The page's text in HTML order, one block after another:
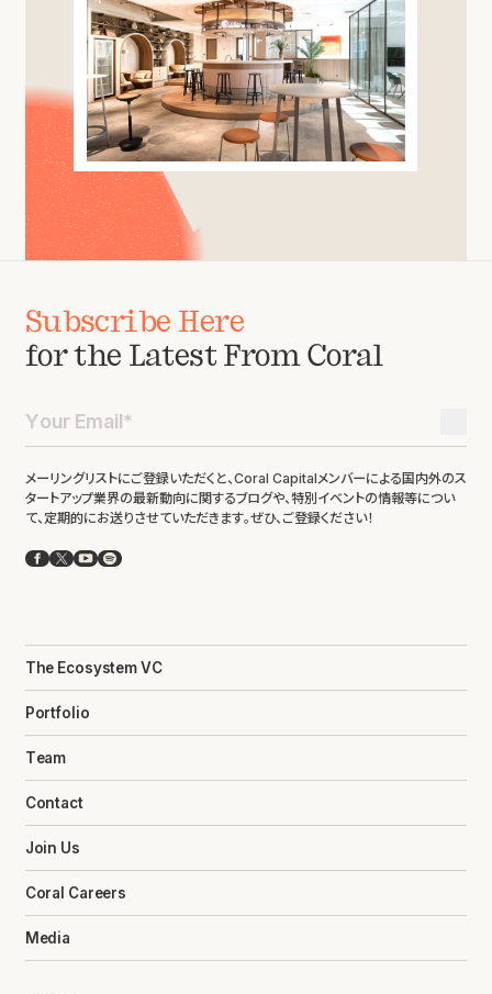
Subscribe Here
for the Latest From Coral
メーリングリストにご登録いただくと、Coral Capitalメンバーによる国内外のス
タートアップ業界の最新動向に関するブログや、特別イベントの情報等につい
て、定期的にお送りさせていただきます。ぜひ、ご登録ください！
Facebook
X YouTube
Spotify
The Ecosystem VC
Portfolio
Team
Contact
Join Us
Coral Careers
Media